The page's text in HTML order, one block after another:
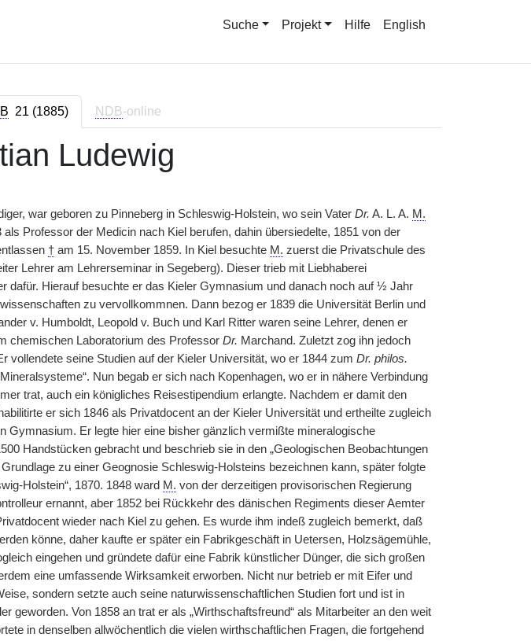
Suche Projekt Hilfe English
21 (1885) NDB-online
Ludewig
war geboren zu Pinneberg in Schleswig-Holstein, wo sein VaterDr. A. L. A. M.
Professor der Medicin nach Kiel berufen, dahin übersiedelte, 1851 von der
†am 15. November 1859. In Kiel besuchte M. zuerst die Privatschule des
Lehrer am Lehrerseminar in Segeberg). Dieser trieb mit Liebhaberei
dafür. Hierauf besuchte er das Kieler Gymnasium und danach noch auf ½ Jahr
zu vervollkommnen. Dann bezog er 1839 die Universität Berlin und
v. Humboldt, Leopold v. Buch und Karl Ritter waren seine Lehrer, denen er
chemischen Laboratorium des Professor Dr. Marchand. Zuletzt zog ihn jedoch
vollendete seine Studien auf der Kieler Universität, wo er 1844 zum Dr. philos.
Nun begab er sich nach Kopenhagen, wo er in nähere Verbindung
trat, auch ein königliches Reisestipendium erlangte. Nachdem er damit den
er sich 1846 als Privatdocent an der Kieler Universität und ertheilte zugleich
Gymnasium. Er legte hier eine bisher gänzlich vermißte mineralogische
Handstücken gebracht und beschrieb sie in den „Geologischen Beobachtungen
zu einer Geognosie Schleswig-Holsteins bezeichnen kann, später folgte
Holstein“, 1870. 1848 ward M. von der derzeitigen provisorischen Regierung
ernannt, aber 1852 bei Rückkehr des dänischen Regiments dieser Aemter
wieder nach Kiel zu gehen. Es wurde ihm indeß zugleich bemerkt, daß
könne, daher kaufte er später ein Fabrikgeschäft in Uetersen, Holzsägemühle,
eingehen und gründete dafür eine Fabrik künstlicher Dünger, die sich großen
eine umfassende Wirksamkeit erworben. Nicht nur betrieb er mit Eifer und
sondern setzte auch seine naturwissenschaftlichen Studien fort und ist in
geworden. Von 1858 an trat er als „Wirthschaftsfreund“ als Mitarbeiter an den weit
in denselben allwöchentlich die vielen wirthschaftlichen Fragen, die fortgehend